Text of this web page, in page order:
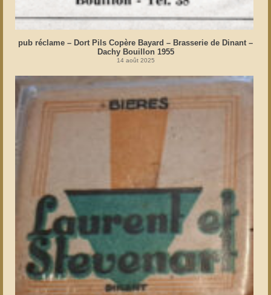
pub réclame – Dort Pils Copère Bayard – Brasserie de Dinant –
Dachy Bouillon 1955
14 août 2025